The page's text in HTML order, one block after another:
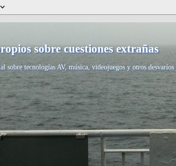
sobre cuestiones extrañas
sobre tecnologías AV, música, videojuegos y otros desvaríos